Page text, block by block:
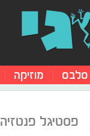
סלבס מוזיקה
פסטיגל פנטזיה